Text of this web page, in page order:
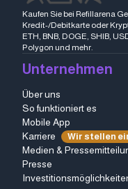
Kaufen Sie bei Refillarena
Kredit-/Debitkarte oder
ETH, BNB, DOGE, SHIB,
Polygon und mehr.
Unternehmen
Über uns
So funktioniert es
Mobile App
Karriere
Wir stellen
Medien &
Presse